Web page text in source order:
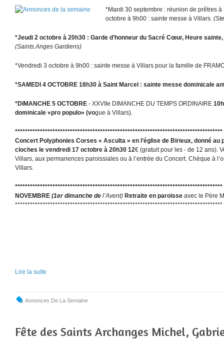
*Mardi 30 septembre : réunion de prêtres
octobre à 9h00 : sainte messe à Villars.
*Jeudi 2 octobre à 20h30 : Garde d’honneur du Sacré Cœur, Heure
(Saints.Anges Gardiens)
*Vendredi 3 octobre à 9h00 : sainte messe à Villars pour la famille de
*SAMEDI 4 OCTOBRE 18h30 à Saint Marcel : sainte messe dominicale
*DIMANCHE 5 OCTOBRE - XXVIIe DIMANCHE DU TEMPS ORDINAIRE
dominicale «pro populo» (vogue à Villars).
***********************************************************************************
Concert Polyphonies Corses « Asculta » en l’église de Birieux, donné au
cloches le vendredi 17 octobre à 20h30 12€ (gratuit pour les - de 12 ans).
Villars, aux permanences paroissiales ou à l’entrée du Concert. Chèque à
Villars.
***********************************************************************************
NOVEMBRE (1er dimanche de l’Avent) Retraite en paroisse avec le Père
***********************************************************************************
Lire la suite
Annonces De La Semaine
Fête des Saints Archanges Michel,